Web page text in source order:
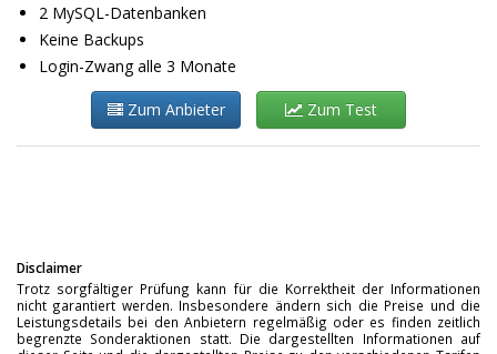
2 MySQL-Datenbanken
Keine Backups
Login-Zwang alle 3 Monate
Zum Anbieter Zum Test
Disclaimer
Trotz sorgfältiger Prüfung kann für die Korrektheit der Informationen
nicht garantiert werden. Insbesondere ändern sich die Preise und die
Leistungsdetails bei den Anbietern regelmäßig oder es finden zeitlich
begrenzte Sonderaktionen statt. Die dargestellten Informationen auf